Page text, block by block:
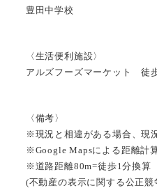
豊田中学校
〈生活便利施設〉
アルズフーズマーケット 徒
〈備考〉
※現況と相違がある場合、現
※Google Mapsによる距離計
※道路距離80m=徒歩1分換算
(不動産の表示に関する公正